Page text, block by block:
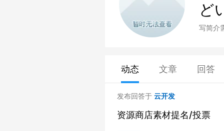
ど
写简介
动态 文章 回答
发布回答于 云开发
资源商店素材提名/投票